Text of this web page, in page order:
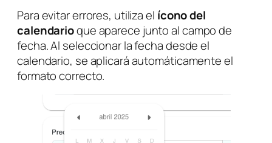
Para evitar errores, utiliza el ícono del
calendarioque aparece junto al campo de
fecha. Al seleccionar la fecha desde el
calendario, se aplicará automáticamente el
formato correcto.